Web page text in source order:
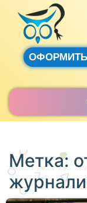
Метка: